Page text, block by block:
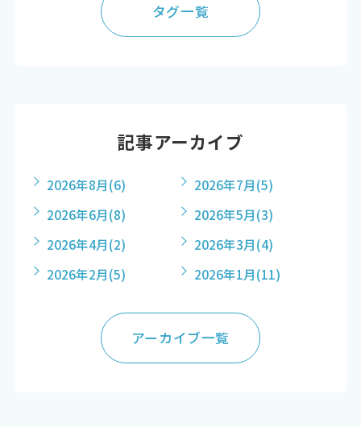
タグ一覧
記事アーカイブ
2026年8月(6) 2026年7月(5)
2026年6月(8) 2026年5月(3)
2026年4月(2) 2026年3月(4)
2026年2月(5) 2026年1月(11)
アーカイブ一覧